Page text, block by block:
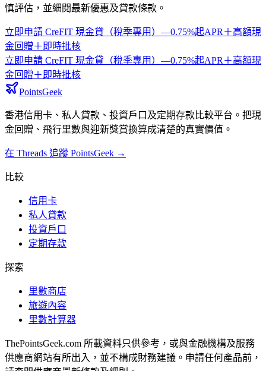
慎評估，並細閱最新優惠及貸款條款。
立即申請 CreFIT 現金貸（稅季專用）—0.75%起APR＋高額現
金回贈＋即時批核
立即申請 CreFIT 現金貸（稅季專用）—0.75%起APR＋高額現
金回贈＋即時批核
PointsGeek
香港信用卡、私人貸款、投資戶口及定期存款比較平台。把現
金回贈、飛行里數與迎新獎賞換算成清楚的真實價值。
在 Threads 追蹤 PointsGeek →
比較
信用卡
私人貸款
投資戶口
定期存款
探索
里數商店
旅遊內容
里數計算器
ThePointsGeek.com 所載資料只供參考，或與金融機構及服務
供應商網站有所出入，並不構成財務建議。申請任何產品前，